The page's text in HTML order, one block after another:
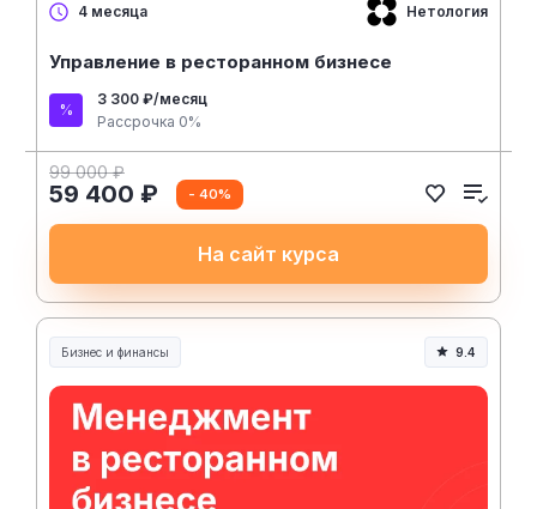
4 месяца Нетология
Управление в ресторанном бизнесе
3 300 ₽/месяц
Рассрочка 0%
99 000 ₽
59 400 ₽ - 40%
На сайт курса
Бизнес и финансы 9.4